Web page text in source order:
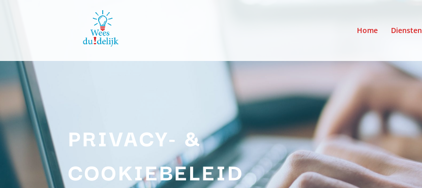
Home Diensten
PRIVACY- &
COOKIEBELEID